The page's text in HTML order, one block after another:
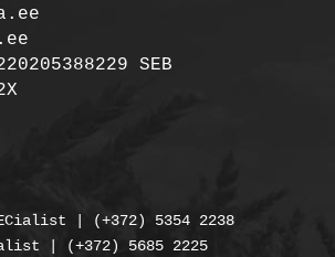
SEB
| (+372) 5354 2238
| (+372) 5685 2225